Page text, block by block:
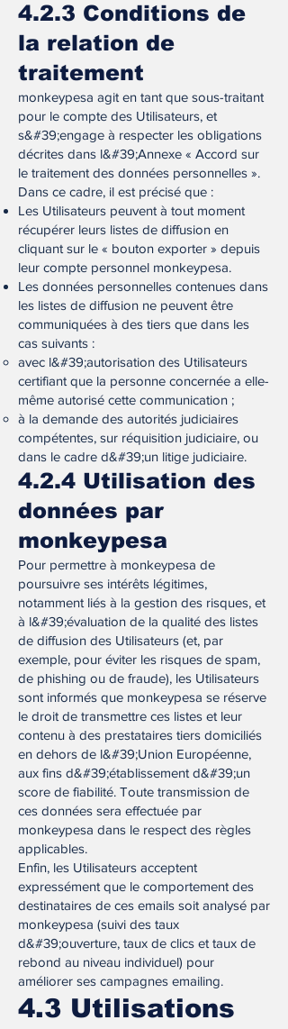
4.2.3 Conditions de
la relation de
traitement
monkeypesa agit en tant que sous-traitant
pour le compte des Utilisateurs, et
s&#39;engage à respecter les obligations
décrites dans l&#39;Annexe « Accord sur
le traitement des données personnelles ».
Dans ce cadre, il est précisé que :
Les Utilisateurs peuvent à tout moment
récupérer leurs listes de diffusion en
cliquant sur le « bouton exporter » depuis
leur compte personnel monkeypesa.
Les données personnelles contenues dans
les listes de diffusion ne peuvent être
communiquées à des tiers que dans les
cas suivants :
avec l&#39;autorisation des Utilisateurs
certifiant que la personne concernée a elle-
même autorisé cette communication ;
à la demande des autorités judiciaires
compétentes, sur réquisition judiciaire, ou
dans le cadre d&#39;un litige judiciaire.
4.2.4 Utilisation des
données par
monkeypesa
Pour permettre à monkeypesa de
poursuivre ses intérêts légitimes,
notamment liés à la gestion des risques, et
à l&#39;évaluation de la qualité des listes
de diffusion des Utilisateurs (et, par
exemple, pour éviter les risques de spam,
de phishing ou de fraude), les Utilisateurs
sont informés que monkeypesa se réserve
le droit de transmettre ces listes et leur
contenu à des prestataires tiers domiciliés
en dehors de l&#39;Union Européenne,
aux fins d&#39;établissement d&#39;un
score de fiabilité. Toute transmission de
ces données sera effectuée par
monkeypesa dans le respect des règles
applicables.
Enfin, les Utilisateurs acceptent
expressément que le comportement des
destinataires de ces emails soit analysé par
monkeypesa (suivi des taux
d&#39;ouverture, taux de clics et taux de
rebond au niveau individuel) pour
améliorer ses campagnes emailing.
4.3 Utilisations